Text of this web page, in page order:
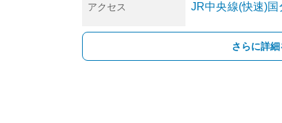
アクセス JR中央線(快速)国
さらに詳